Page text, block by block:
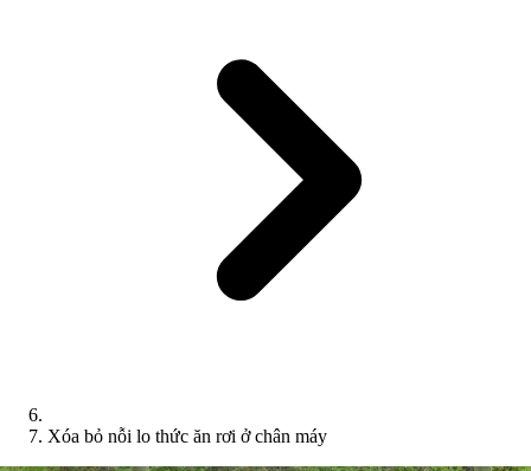
Xóa bỏ nỗi lo thức ăn rơi ở chân máy